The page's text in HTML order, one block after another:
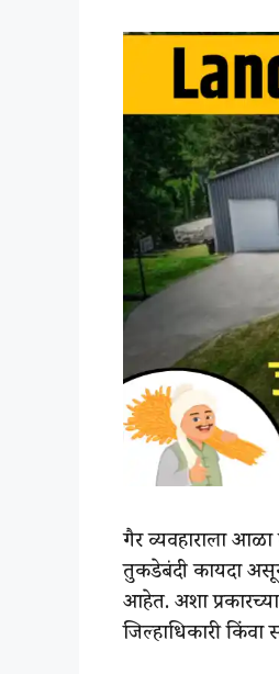
गैर व्यवहाराला
तुकडेबंदी कायदा
आहेत. अशा
जिल्हाधिकारी किंवा